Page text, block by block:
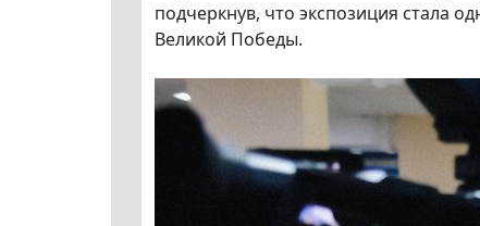
подчеркнув, что экспозиция стала
Великой Победы.